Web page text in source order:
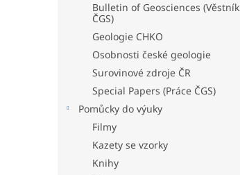
Bulletin of Geosciences (Věstník
ČGS)
Geologie CHKO
Osobnosti české geologie
Surovinové zdroje ČR
Special Papers (Práce ČGS)
Pomůcky do výuky
Filmy
Kazety se vzorky
Knihy